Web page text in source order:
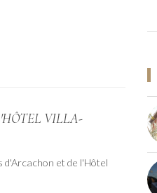
VILLA-
d'Arcachon et de l'Hôtel